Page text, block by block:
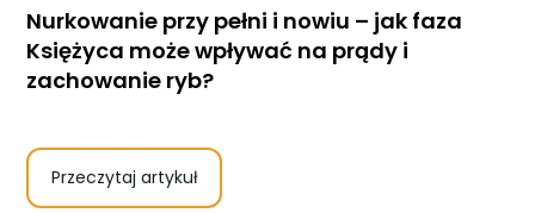
Nurkowanie przy pełni i nowiu – jak faza
Księżyca może wpływać na prądy i
zachowanie ryb?
Przeczytaj artykuł